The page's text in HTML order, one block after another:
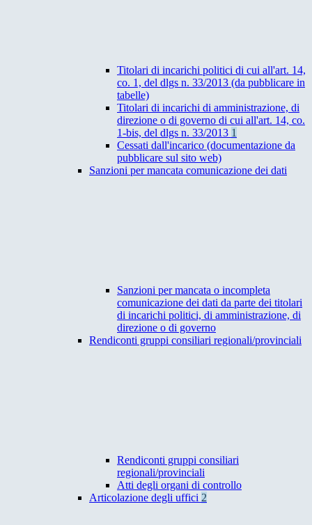
Titolari di incarichi politici di cui all'art. 14,
co. 1, del dlgs n. 33/2013 (da pubblicare in
tabelle)
Titolari di incarichi di amministrazione, di
direzione o di governo di cui all'art. 14, co.
1-bis, del dlgs n. 33/2013 1
Cessati dall'incarico (documentazione da
pubblicare sul sito web)
Sanzioni per mancata comunicazione dei dati
Sanzioni per mancata o incompleta
comunicazione dei dati da parte dei titolari
di incarichi politici, di amministrazione, di
direzione o di governo
Rendiconti gruppi consiliari regionali/provinciali
Rendiconti gruppi consiliari
regionali/provinciali
Atti degli organi di controllo
Articolazione degli uffici 2